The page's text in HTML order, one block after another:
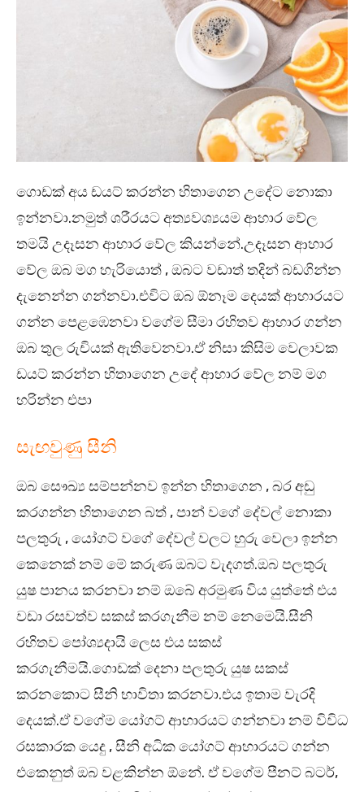
ගොඩක් අය ඩයට් කරන්න හිතාගෙන උදේට නොකා
ඉන්නවා.නමුත් ශරීරයට අත්‍යවශ්‍යයම ආහාර වේල
තමයි උදෑසන ආහාර වේල කියන්නේ.උදෑසන ආහාර
වේල ඔබ මග හැරියොත් , ඔබට වඩාත් තදින් බඩගින්න
දැනෙන්න ගන්නවා.එවිට ඔබ ඕනෑම දෙයක් ආහාරයට
ගන්න පෙළඹෙනවා වගේම සීමා රහිතව ආහාර ගන්න
ඔබ තුල රුචියක් ඇතිවෙනවා.ඒ නිසා කිසිම වෙලාවක
ඩයට් කරන්න හිතාගෙන උදේ ආහාර වේල නම් මග
හරින්න එපා
සැඟවුණු සීනි
ඔබ සෞඛ්‍ය සම්පන්නව ඉන්න හිතාගෙන , බර අඩු
කරගන්න හිතාගෙන බත් , පාන් වගේ දේවල් නොකා
පලතුරු , යෝගට් වගේ දේවල් වලට හුරු වෙලා ඉන්න
කෙනෙක් නම් මේ කරුණ ඔබට වැදගත්.ඔබ පලතුරු
යුෂ පානය කරනවා නම් ඔබේ අරමුණ විය යුත්තේ එය
වඩා රසවත්ව සකස් කරගැනීම නම් නෙමෙයි.සීනි
රහිතව පෝශ්‍යදායි ලෙස එය සකස්
කරගැනීමයි.ගොඩක් දෙනා පලතුරු යුෂ සකස්
කරනකොට සීනි භාවිතා කරනවා.එය ඉතාම වැරදි
දෙයක්.ඒ වගේම යෝගට් ආහාරයට ගන්නවා නම් විවිධ
රසකාරක යෙදු , සීනි අධික යෝගට් ආහාරයට ගන්න
එකෙනුත් ඔබ වළකින්න ඕනේ. ඒ වගේම පීනට් බටර්,